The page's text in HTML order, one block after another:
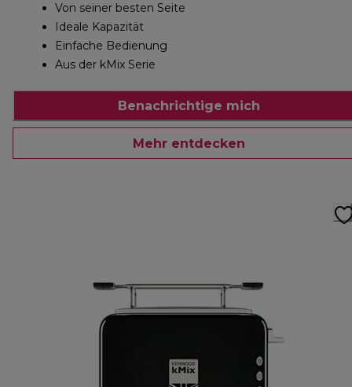
Von seiner besten Seite
Ideale Kapazität
Einfache Bedienung
Aus der kMix Serie
Benachrichtige mich
Mehr entdecken